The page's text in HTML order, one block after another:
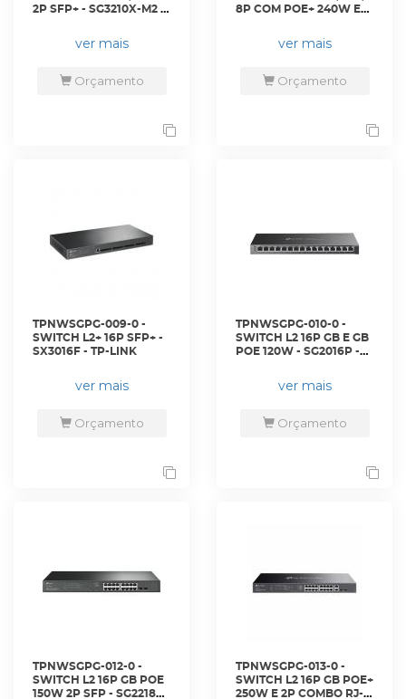
2P SFP+ - SG3210X-M2 -
ver mais
Orçamento
8P COM POE+ 240W E
ver mais
Orçamento
TPNWSGPG-009-0 -
SWITCH L2+ 16P SFP+ -
SX3016F - TP-LINK
ver mais
Orçamento
TPNWSGPG-010-0 -
SWITCH L2 16P GB E GB
POE 120W - SG2016P -
ver mais
Orçamento
TPNWSGPG-012-0 -
SWITCH L2 16P GB POE
150W 2P SFP - SG2218P
TPNWSGPG-013-0 -
SWITCH L2 16P GB POE+
250W E 2P COMBO RJ-